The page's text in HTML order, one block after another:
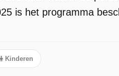
is het programma
Kinderen